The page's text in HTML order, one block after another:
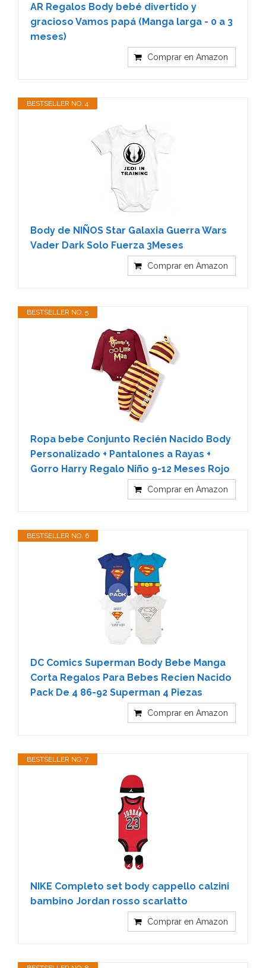
AR Regalos Body bebé divertido y
gracioso Vamos papá (Manga larga - 0 a 3
meses)
Comprar en Amazon
BESTSELLER NO. 4
Body de NIÑOS Star Galaxia Guerra Wars
Vader Dark Solo Fuerza 3Meses
Comprar en Amazon
BESTSELLER NO. 5
Ropa bebe Conjunto Recién Nacido Body
Personalizado + Pantalones a Rayas +
Gorro Harry Regalo Niño 9-12 Meses Rojo
Comprar en Amazon
BESTSELLER NO. 6
DC Comics Superman Body Bebe Manga
Corta Regalos Para Bebes Recien Nacido
Pack De 4 86-92 Superman 4 Piezas
Comprar en Amazon
BESTSELLER NO. 7
NIKE Completo set body cappello calzini
bambino Jordan rosso scarlatto
Comprar en Amazon